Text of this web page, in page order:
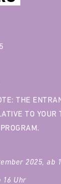
2025, ab
16 Uhr
THE
TO YOUR